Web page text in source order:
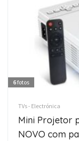
6fotos
TVs - Electrónica
Mini Projetor
NOVO com